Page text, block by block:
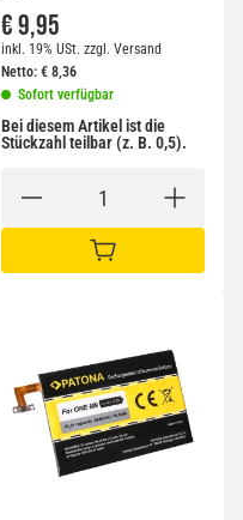
€ 9,95
inkl. 19% USt. zzgl. Versand
Netto: € 8,36
Sofort verfügbar
Bei diesem Artikel ist die
Stückzahl teilbar (z. B. 0,5).
IN DEN WARENKORB